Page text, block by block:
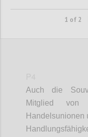
Auch die
Mitglied von
Handelsunionen
1 of 2